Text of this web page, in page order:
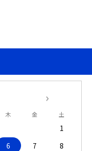
木 金 土
1
6 7
8